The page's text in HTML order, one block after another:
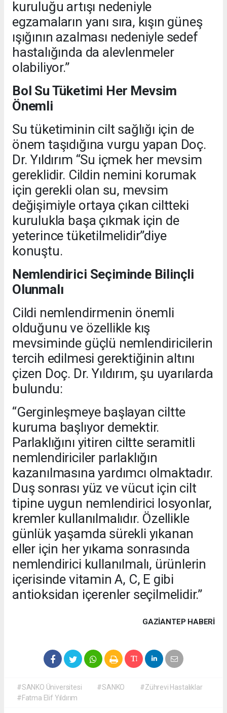
kuruluğu artışı nedeniyle
egzamaların yanı sıra, kışın güneş
ışığının azalması nedeniyle sedef
hastalığında da alevlenmeler
olabiliyor.”
Bol Su Tüketimi Her Mevsim
Önemli
Su tüketiminin cilt sağlığı için de
önem taşıdığına vurgu yapan Doç.
Dr. Yıldırım “Su içmek her mevsim
gereklidir. Cildin nemini korumak
için gerekli olan su, mevsim
değişimiyle ortaya çıkan ciltteki
kurulukla başa çıkmak için de
yeterince tüketilmelidir”diye
konuştu.
Nemlendirici Seçiminde Bilinçli
Olunmalı
Cildi nemlendirmenin önemli
olduğunu ve özellikle kış
mevsiminde güçlü nemlendiricilerin
tercih edilmesi gerektiğinin altını
çizen Doç. Dr. Yıldırım, şu uyarılarda
bulundu:
“Gerginleşmeye başlayan ciltte
kuruma başlıyor demektir.
Parlaklığını yitiren ciltte seramitli
nemlendiriciler parlaklığın
kazanılmasına yardımcı olmaktadır.
Duş sonrası yüz ve vücut için cilt
tipine uygun nemlendirici losyonlar,
kremler kullanılmalıdır. Özellikle
günlük yaşamda sürekli yıkanan
eller için her yıkama sonrasında
nemlendirici kullanılmalı, ürünlerin
içerisinde vitamin A, C, E gibi
antioksidan içerenler seçilmelidir.”
GAZIANTEP HABERİ
#SANKO Üniversitesi #SANKO
#Zührevi Hastalıklar
#Fatma Elif Yıldırım